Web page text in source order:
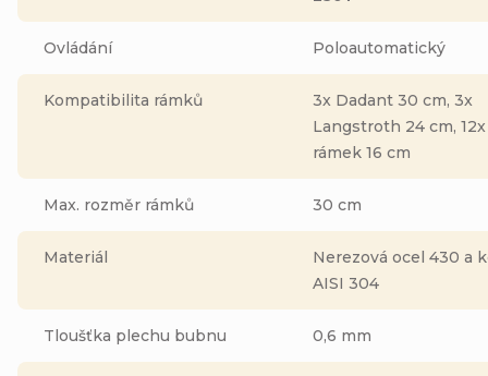
Ovládání Poloautomatický
Kompatibilita rámků
3x Dadant 30 cm, 3x
Langstroth 24 cm, 12x
rámek 16 cm
Max. rozměr rámků 30 cm
Materiál
Nerezová ocel 430 a
AISI 304
Tloušťka plechu bubnu 0,6 mm